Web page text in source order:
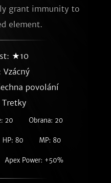
grant immunity to
element.
★10
Vzácný
povolání
Tretky
20 Obrana: 20
HP: 80 MP: 80
Apex Power: +50%